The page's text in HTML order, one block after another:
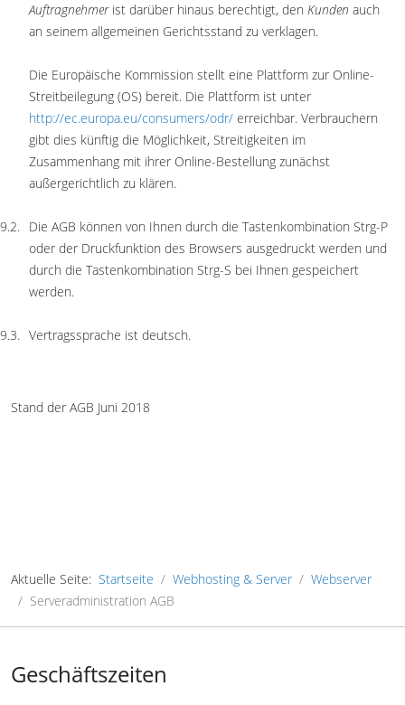
Auftragnehmerist darüber hinaus berechtigt, den Kunden auch
an seinem allgemeinen Gerichtsstand zu verklagen.
Die Europäische Kommission stellt eine Plattform zur Online-
Streitbeilegung (OS) bereit. Die Plattform ist unter
http://ec.europa.eu/consumers/odr/ erreichbar. Verbrauchern
gibt dies künftig die Möglichkeit, Streitigkeiten im
Zusammenhang mit ihrer Online-Bestellung zunächst
außergerichtlich zu klären.
Die AGB können von Ihnen durch die Tastenkombination Strg-P
oder der Druckfunktion des Browsers ausgedruckt werden und
durch die Tastenkombination Strg-S bei Ihnen gespeichert
werden.
Vertragssprache ist deutsch.
Stand der AGB Juni 2018
Aktuelle Seite: Startseite Webhosting & Server
Webserver
Serveradministration AGB
Geschäftszeiten